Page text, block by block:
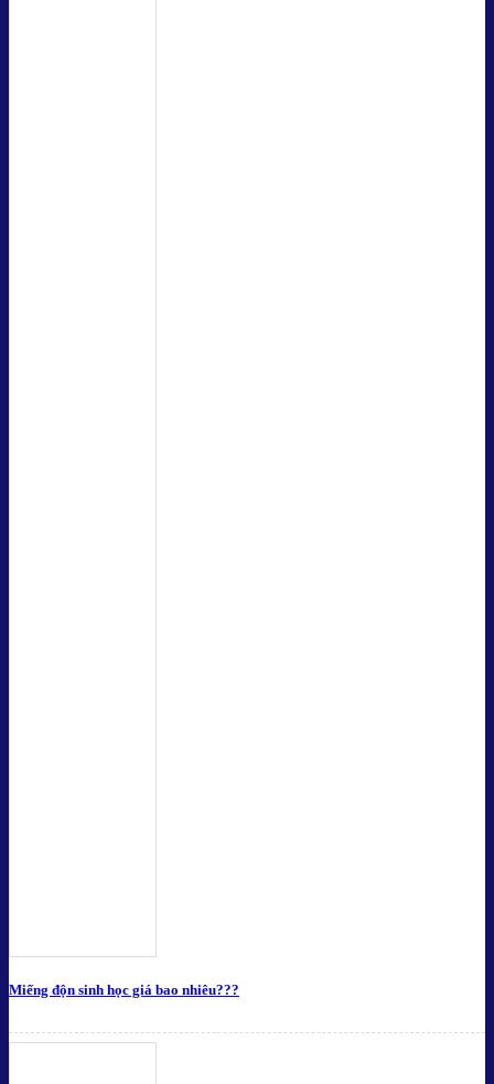
Miếng độn sinh học giá bao nhiêu???